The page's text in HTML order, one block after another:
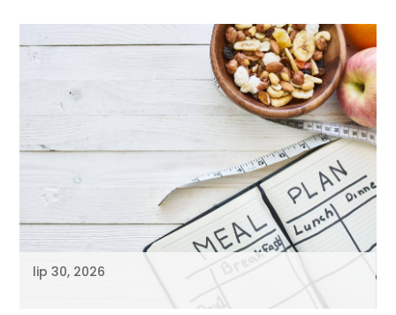
lip 30, 2026